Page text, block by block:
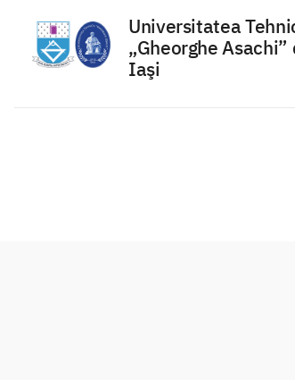
Universitatea
„Gheorghe Asachi”
Iaşi